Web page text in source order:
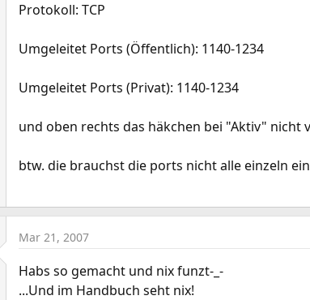
Protokoll: TCP
Umgeleitet Ports (Öffentlich): 1140-1234
Umgeleitet Ports (Privat): 1140-1234
und oben rechts das häkchen bei "Aktiv" nicht
btw. die brauchst die ports nicht alle einzeln
Mar 21, 2007
Habs so gemacht und nix funzt-_-
...Und im Handbuch seht nix!